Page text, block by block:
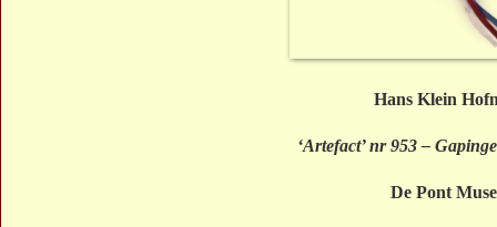
Hans Klein
‘Artefact’ nr 953 –
De Pont